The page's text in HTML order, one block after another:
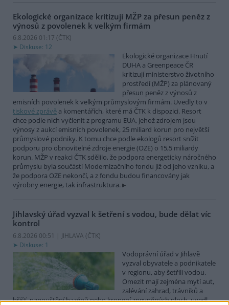
Ekologické organizace kritizují MŽP za přesun peněz z
výnosů z povolenek k velkým firmám
6.8.2026 01:17 (ČTK)
Diskuse: 12
Ekologické organizace Hnutí
DUHA a Greenpeace ČR
kritizují ministerstvo životního
prostředí (MŽP) za plánovaný
přesun peněz z výnosů z
emisních povolenek k velkým průmyslovým firmám. Uvedly to v
tiskové zprávě a komentářích, které má ČTK k dispozici. Resort
chce podle nich vyčlenit z programu EUA, jehož zdrojem jsou
výnosy z aukcí emisních povolenek, 25 miliard korun pro největší
průmyslové podniky. K tomu chce podle ekologů resort snížit
podporu pro obnovitelné zdroje energie (OZE) o 15,5 miliardy
korun. MŽP v reakci ČTK sdělilo, že podpora energeticky náročného
průmyslu byla součástí Modernizačního fondu již od jeho vzniku, a
že podpora OZE nekončí, a z fondu budou financovány jak
výrobny energie, tak infrastruktura.
Jihlavský úřad vyzval k šetření s vodou, bude dělat víc
kontrol
6.8.2026 00:51 | JIHLAVA (ČTK)
Diskuse: 1
Vodoprávní úřad v Jihlavě
vyzval obyvatele a podnikatele
v regionu, aby šetřili vodou.
Omezit mají zejména mytí aut,
zalévání zahrad, trávníků a
hřišť, napouštění bazénů nebo kropení zpevněných ploch, uvedl